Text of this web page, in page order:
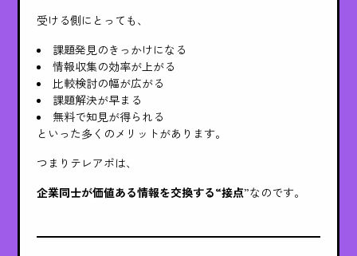
受ける側にとっても、
課題発見のきっかけになる
情報収集の効率が上がる
比較検討の幅が広がる
課題解決が早まる
無料で知見が得られる
といった多くのメリットがあります。
つまりテレアポは、
企業同士が価値ある情報を交換する“接点”なのです。